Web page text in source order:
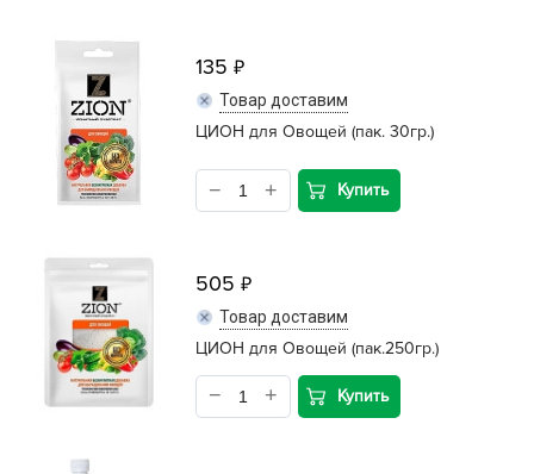
135
Товар доставим
ЦИОН для Овощей (пак. 30гр.)
Купить
505
Товар доставим
ЦИОН для Овощей (пак.250гр.)
Купить